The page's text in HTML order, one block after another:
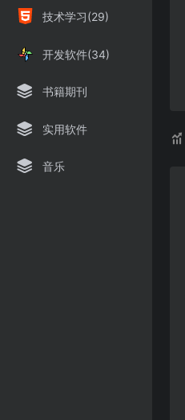
技术学习(29)
开发软件(34)
书籍期刊
实用软件
音乐